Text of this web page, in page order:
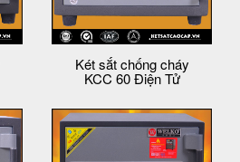
Két sắt chống cháy
KCC 60 Điện Tử